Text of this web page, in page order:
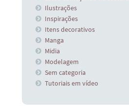
Ilustrações
Inspirações
Itens decorativos
Manga
Midia
Modelagem
Sem categoria
Tutoriais em vídeo